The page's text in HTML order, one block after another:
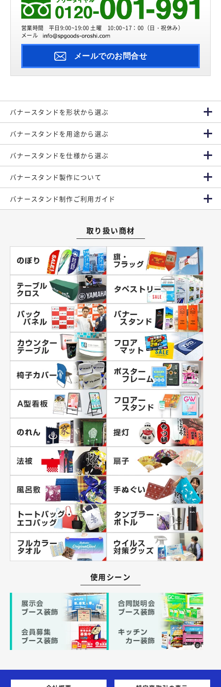
営業時間
平日9:00~19:00 土曜 10:00~17：00（日・祝休み）
メール
メールでのお問合せ
バナースタンドを形状から選ぶ
バナースタンドを用途から選ぶ
バナースタンドを仕様から選ぶ
バナースタンド製作について
バナースタンド制作ご利用ガイド
取り扱い商材
使用シーン